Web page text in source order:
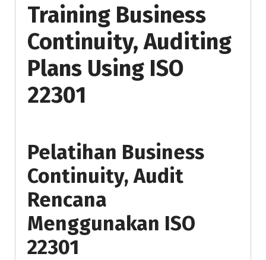
Training Business
Continuity, Auditing
Plans Using ISO
22301
Pelatihan Business
Continuity, Audit
Rencana
Menggunakan ISO
22301